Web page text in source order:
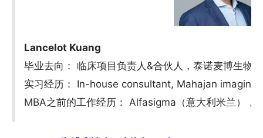
Lancelot Kuang
毕业去向： 临床项目负责人&合伙人，泰诺麦博生物
实习经历： In-house consultant, Mahajan imaging,
MBA之前的工作经历： Alfasigma（意大利米兰），